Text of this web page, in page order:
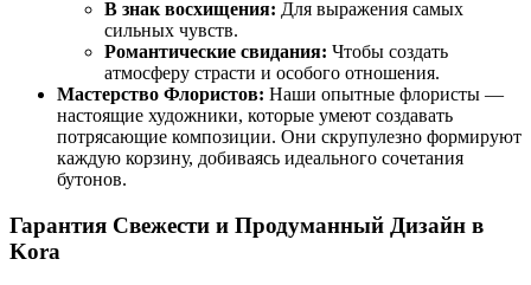
В знак восхищения: Для выражения самых
сильных чувств.
Романтические свидания: Чтобы создать
атмосферу страсти и особого отношения.
Мастерство Флористов: Наши опытные флористы —
настоящие художники, которые умеют создавать
потрясающие композиции. Они скрупулезно формируют
каждую корзину, добиваясь идеального сочетания
бутонов.
Гарантия Свежести и Продуманный Дизайн в
Kora